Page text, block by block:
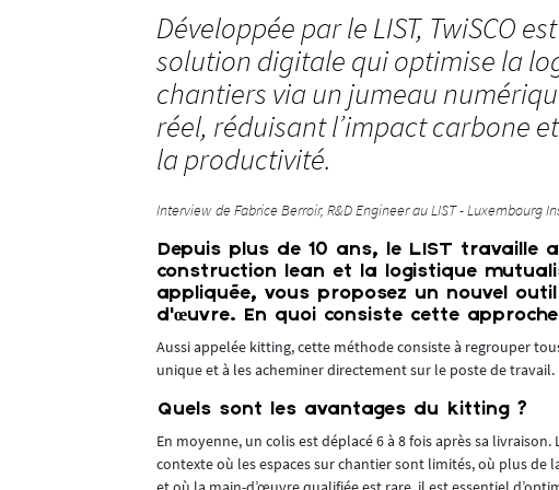
Développée par le LIST, TwiSCO
solution digitale qui optimise la
chantiers via un jumeau
réel, réduisant l’impact carbone
la productivité.
Interview de Fabrice Berroir, R&D Engineer au LIST - Luxembourg
Depuis plus de 10 ans, le LIST travaille
construction lean et la logistique
appliquée, vous proposez un nouvel
d’œuvre. En quoi consiste cette
Aussi appelée kitting, cette méthode consiste à regrouper
unique et à les acheminer directement sur le poste de travail.
Quels sont les avantages du kitting ?
En moyenne, un colis est déplacé 6 à 8 fois après sa
contexte où les espaces sur chantier sont limités, où plus